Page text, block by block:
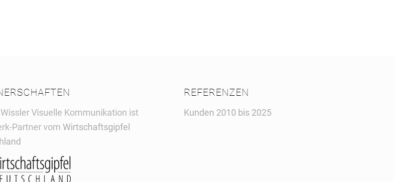
Visuelle Kommunikation ist
Partner vom Wirtschaftsgipfel
REFERENZEN
Kunden 2010 bis 2025